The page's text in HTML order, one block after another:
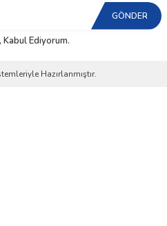
GÖNDER
Kabul Ediyorum.
Hazırlanmıştır.